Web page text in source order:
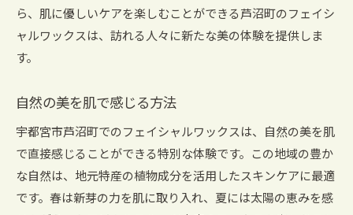
ら、肌に優しいケアを楽しむことができる芦沼町のフェイシ
ャルワックスは、訪れる人々に新たな美の体験を提供しま
す。
自然の美を肌で感じる方法
宇都宮市芦沼町でのフェイシャルワックスは、自然の美を肌
で直接感じることができる特別な体験です。この地域の豊か
な自然は、地元特産の植物成分を活用したスキンケアに最適
です。春は新芽の力を肌に取り入れ、夏には太陽の恵みを感